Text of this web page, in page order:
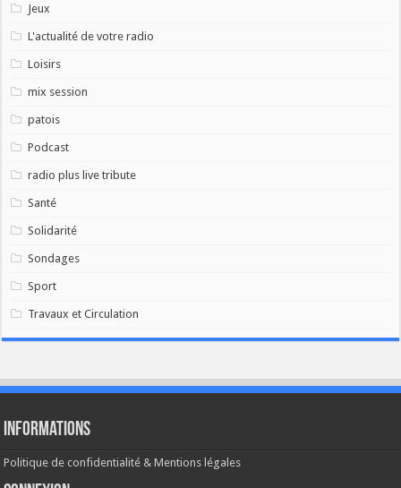
Jeux
L'actualité de votre radio
Loisirs
mix session
patois
Podcast
radio plus live tribute
Santé
Solidarité
Sondages
Sport
Travaux et Circulation
Informations
Politique de confidentialité & Mentions légales